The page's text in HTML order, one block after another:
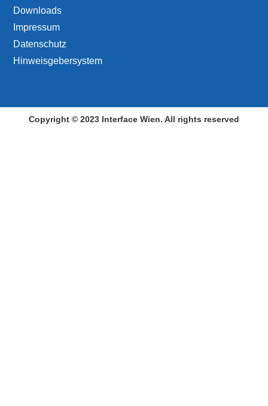
Downloads
Impressum
Datenschutz
Hinweisgebersystem
Copyright © 2023 Interface Wien. All rights reserved